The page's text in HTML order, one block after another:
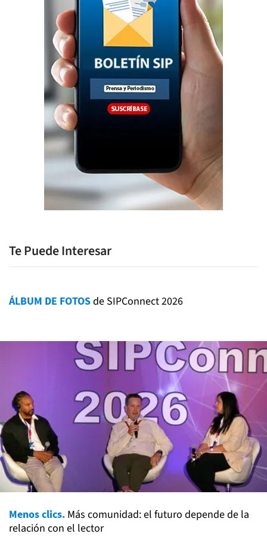
Te Puede Interesar
ÁLBUM DE FOTOSde SIPConnect 2026
Menos clics. Más comunidad: el futuro depende de la
relación con el lector